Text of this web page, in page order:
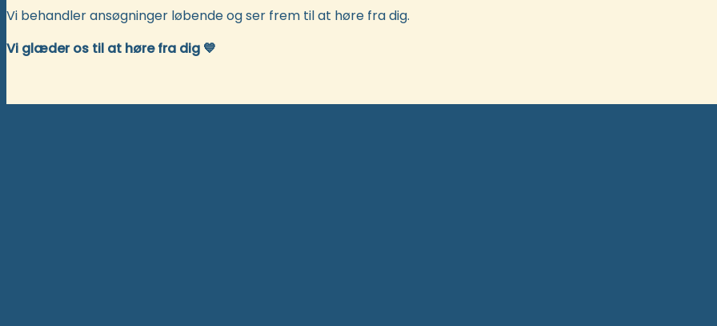
Vi behandler ansøgninger løbende og ser frem til at høre fra dig.
Vi glæder os til at høre fra dig 💙